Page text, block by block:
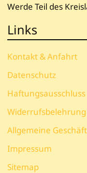
Werde Teil des
Links
Kontakt & Anfahrt
Datenschutz
Haftungsausschluss
Widerrufsbelehrung
Allgemeine
Impressum
Sitemap